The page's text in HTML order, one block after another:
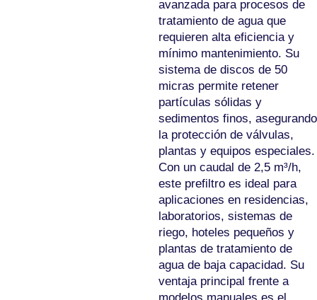
avanzada para procesos de
tratamiento de agua que
requieren alta eficiencia y
mínimo mantenimiento. Su
sistema de discos de 50
micras permite retener
partículas sólidas y
sedimentos finos, asegurando
la protección de válvulas,
plantas y equipos especiales.
Con un caudal de 2,5 m³/h,
este prefiltro es ideal para
aplicaciones en residencias,
laboratorios, sistemas de
riego, hoteles pequeños y
plantas de tratamiento de
agua de baja capacidad. Su
ventaja principal frente a